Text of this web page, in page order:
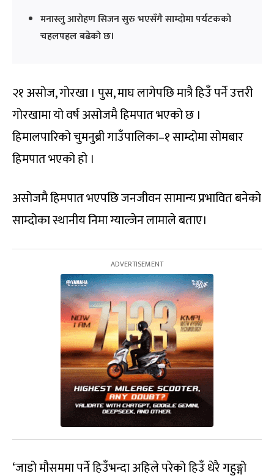
मनास्लु आरोहण सिजन सुरु भएसँगै साम्दोमा पर्यटकको
चहलपहल बढेको छ।
२१ असोज, गोरखा । पुस, माघ लागेपछि मात्रै हिउँ पर्ने उत्तरी
गोरखामा यो वर्ष असोजमै हिमपात भएको छ ।
हिमालपारिको चुमनुब्री गाउँपालिका–१ साम्दोमा सोमबार
हिमपात भएको हो ।
असोजमै हिमपात भएपछि जनजीवन सामान्य प्रभावित बनेको
साम्दोका स्थानीय निमा ग्याल्जेन लामाले बताए।
‘जाडो मौसममा पर्ने हिउँभन्दा अहिले परेको हिउँ धेरै गहुङ्गो